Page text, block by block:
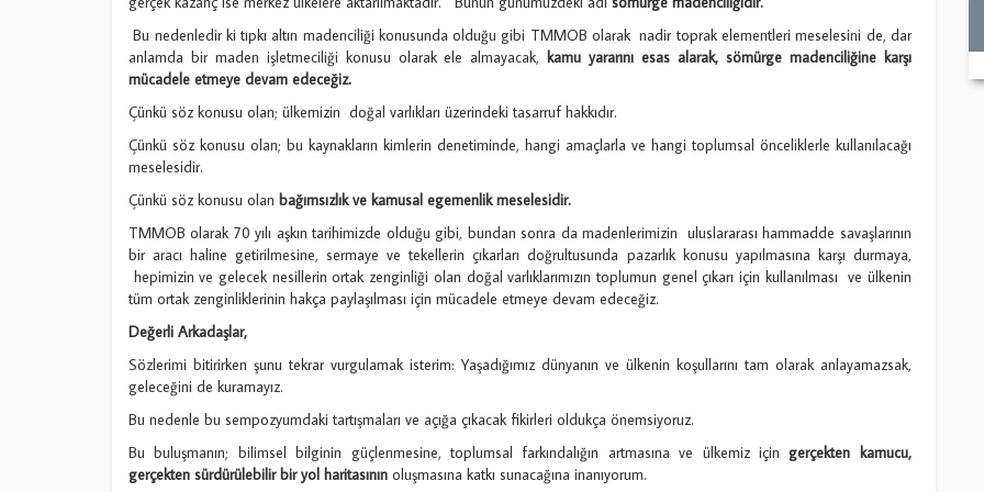
Bu nedenledir ki tıpkı altın madenciliği konusunda olduğu gibi TMMOB olarak nadir toprak elementleri meselesini de, dar
anlamda bir maden işletmeciliği konusu olarak ele almayacak, kamu yararını esas alarak, sömürge madenciliğine karşı
mücadele etmeye devam edeceğiz.
Çünkü söz konusu olan; ülkemizin doğal varlıkları üzerindeki tasarruf hakkıdır.
Çünkü söz konusu olan; bu kaynakların kimlerin denetiminde, hangi amaçlarla ve hangi toplumsal önceliklerle kullanılacağı
meselesidir.
Çünkü söz konusu olan bağımsızlık ve kamusal egemenlik meselesidir.
TMMOB olarak 70 yılı aşkın tarihimizde olduğu gibi, bundan sonra da madenlerimizin uluslararası hammadde savaşlarının
bir aracı haline getirilmesine, sermaye ve tekellerin çıkarları doğrultusunda pazarlık konusu yapılmasına karşı durmaya,
hepimizin ve gelecek nesillerin ortak zenginliği olan doğal varlıklarımızın toplumun genel çıkarı için kullanılması ve ülkenin
tüm ortak zenginliklerinin hakça paylaşılması için mücadele etmeye devam edeceğiz.
Değerli Arkadaşlar,
Sözlerimi bitirirken şunu tekrar vurgulamak isterim: Yaşadığımız dünyanın ve ülkenin koşullarını tam olarak anlayamazsak,
geleceğini de kuramayız.
Bu nedenle bu sempozyumdaki tartışmaları ve açığa çıkacak fikirleri oldukça önemsiyoruz.
Bu buluşmanın; bilimsel bilginin güçlenmesine, toplumsal farkındalığın artmasına ve ülkemiz içingerçekten kamucu,
gerçekten sürdürülebilir bir yol haritasının oluşmasına katkı sunacağına inanıyorum.